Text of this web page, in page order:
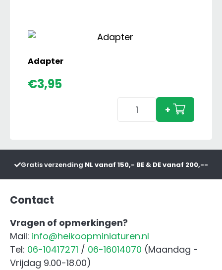
Rood
aantal
Adapter
€3,95
Adapter
aantal
+
Gratis verzending NL vanaf 150,- BE & DE vanaf 200,--
Contact
Vragen of opmerkingen?
Mail: info@heikoopminiaturen.nl
Tel: 06-10417271 / 06-16014070 (Maandag -
Vrijdag 9.00-18.00)